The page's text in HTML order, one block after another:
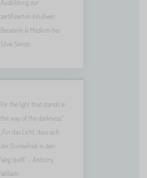
Ausbildung zur
zertifizierten intuitiven
Beraterin & Medium bei
Silvie Simon
For the light that stands in
the way of the darkness.“
„Für das Licht, dass sich
der Dunkelheit in den
Weg stellt“ - Anthony
William